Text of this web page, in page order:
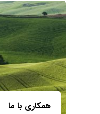
همکاری با ما